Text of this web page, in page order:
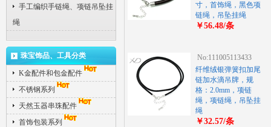
手工编织手链绳、项链吊坠挂
绳
珠宝饰品、工具分类
K金配件和包金配件
不锈钢系列
天然玉器串珠配件
首饰包装系列
寸，首饰绳，黑色项
链绳，吊坠挂绳
￥56.48/条
No:111005113433
纤维绒银弹簧扣加尾
链加水滴吊牌，规
格：2.0mm，项链
绳，项链绳，吊坠挂
绳
￥32.57/条